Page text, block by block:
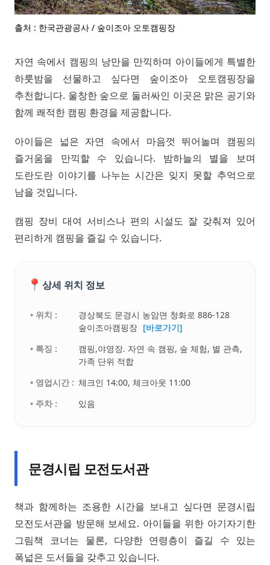
출처 : 한국관광공사 / 숲이조아 오토캠핑장
자연 속에서 캠핑의 낭만을 만끽하며 아이들에게 특별한
하룻밤을 선물하고 싶다면 숲이조아 오토캠핑장을
추천합니다. 울창한 숲으로 둘러싸인 이곳은 맑은 공기와
함께 쾌적한 캠핑 환경을 제공합니다.
아이들은 넓은 자연 속에서 마음껏 뛰어놀며 캠핑의
즐거움을 만끽할 수 있습니다. 밤하늘의 별을 보며
도란도란 이야기를 나누는 시간은 잊지 못할 추억으로
남을 것입니다.
캠핑 장비 대여 서비스나 편의 시설도 잘 갖춰져 있어
편리하게 캠핑을 즐길 수 있습니다.
📍 상세 위치 정보
• 위치 :
경상북도 문경시 농암면 청화로 886-128
숲이조아캠핑장 [바로가기]
• 특징 :
캠핑,야영장. 자연 속 캠핑, 숲 체험, 별 관측,
가족 단위 적합
• 영업시간 : 체크인 14:00, 체크아웃 11:00
• 주차 :
있음
문경시립 모전도서관
책과 함께하는 조용한 시간을 보내고 싶다면 문경시립
모전도서관을 방문해 보세요. 아이들을 위한 아기자기한
그림책 코너는 물론, 다양한 연령층이 즐길 수 있는
폭넓은 도서들을 갖추고 있습니다.